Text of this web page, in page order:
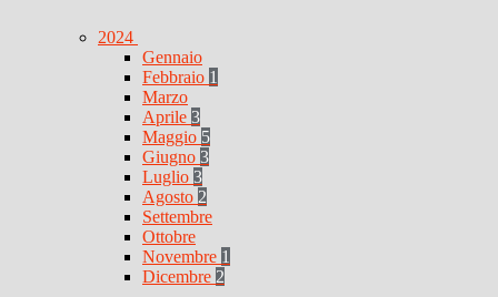
2024
Gennaio
Febbraio 1
Marzo
Aprile 3
Maggio 5
Giugno 3
Luglio 3
Agosto 2
Settembre
Ottobre
Novembre 1
Dicembre 2